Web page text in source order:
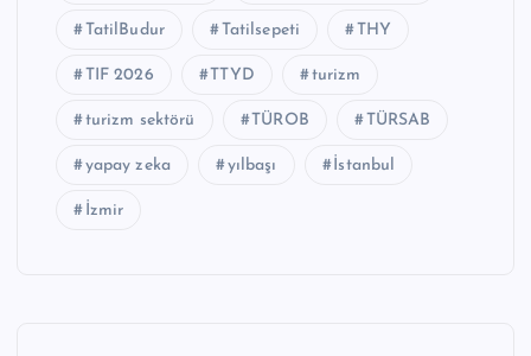
TatilBudur Tatilsepeti THY
TIF 2026 TTYD turizm
turizm sektörü TÜROB TÜRSAB
yapay zeka yılbaşı İstanbul
İzmir